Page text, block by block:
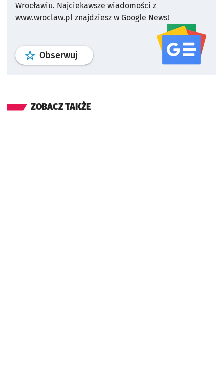
Wrocławiu. Najciekawsze wiadomości z
www.wroclaw.pl znajdziesz w Google News!
Obserwuj profil serwisu
ZOBACZ TAKŻE